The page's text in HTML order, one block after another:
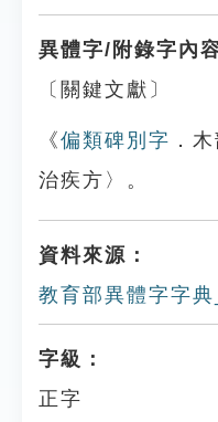
異體字/附錄字內容
〔關鍵文獻〕
《偏類碑別字 ．
治疾方〉。
資料來源：
教育部異體字字典
字級：
正字